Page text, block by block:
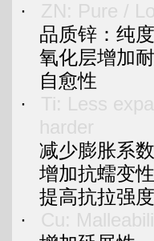
·
ZN: Pure /
品质锌：纯
氧化层增加
自愈性
·
Ti: Less
harder
减少膨胀系数
增加抗蠕变性
提高抗拉强
·
Cu: